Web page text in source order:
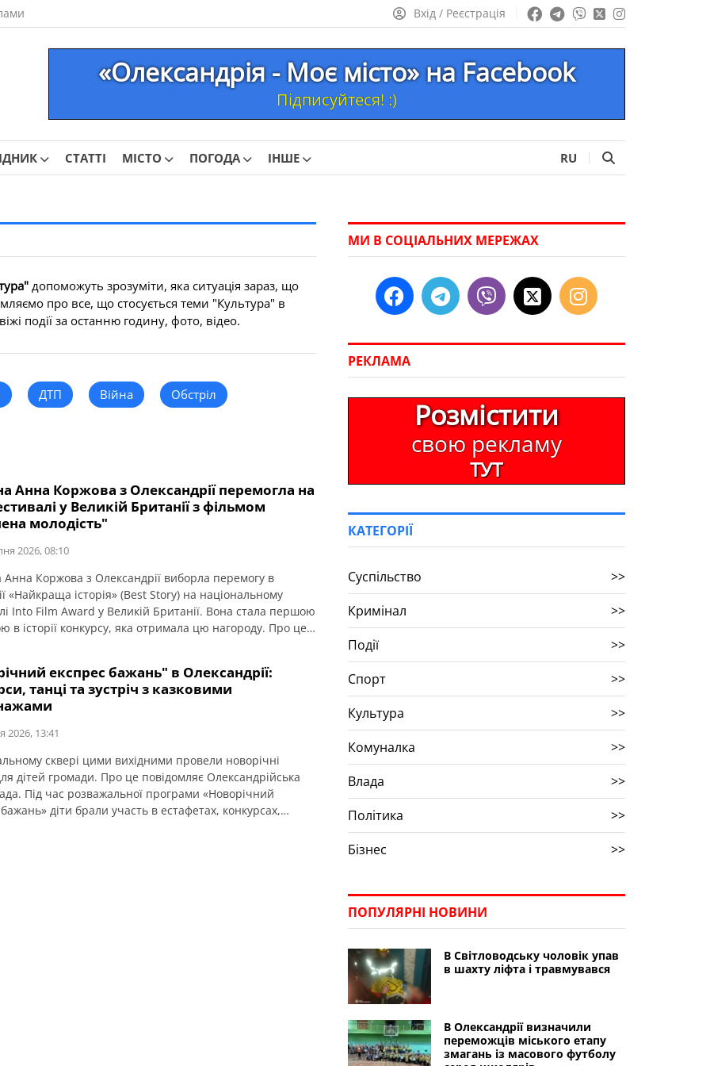
Вхід / Реєстрація
«Олександрія - Моє місто» на Facebook
Підписуйтеся! :)
СТАТТІ МІСТО ПОГОДА ІНШЕ RU
допоможуть зрозуміти, яка ситуація зараз, що
про все, що стосується теми "Культура" в
події за останню годину, фото, відео.
ДТП Війна Обстріл
Анна Коржова з Олександрії перемогла на
у Великій Британії з фільмом
молодість"
2026, 08:10
Анна Коржова з Олександрії виборла перемогу в
«Найкраща історія» (Best Story) на національному
Into Film Award у Великій Британії. Вона стала першою
в історії конкурсу, яка отримала цю нагороду. Про це
допис 17-річної дівчини, життя […]
експрес бажань" в Олександрії:
танці та зустріч з казковими
2026, 13:41
сквері цими вихідними провели новорічні
дітей громади. Про це повідомляє Олександрійська
Під час розважальної програми «Новорічний
діти брали участь в естафетах, конкурсах,
МИ В СОЦІАЛЬНИХ МЕРЕЖАХ
РЕКЛАМА
Розмістити
свою рекламу
ТУТ
КАТЕГОРІЇ
Суспільство
>>
Кримінал
>>
Події
>>
Спорт
>>
Культура
>>
Комуналка
>>
Влада
>>
Політика
>>
Бізнес
>>
ПОПУЛЯРНІ НОВИНИ
В Світловодську чоловік упав
в шахту ліфта і травмувався
В Олександрії визначили
переможців міського етапу
змагань із масового футболу